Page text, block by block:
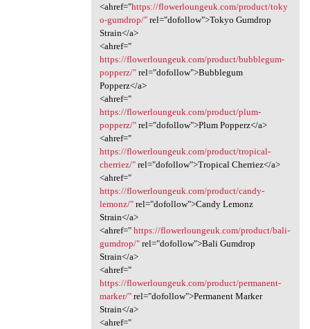
<ahref="https://flowerloungeuk.com/product/toky
o-gumdrop/"rel="dofollow">Tokyo Gumdrop
Strain</a>
<ahref="
https://flowerloungeuk.com/product/bubblegum-
popperz/"rel="dofollow">Bubblegum
Popperz</a>
<ahref="
https://flowerloungeuk.com/product/plum-
popperz/"rel="dofollow">Plum Popperz</a>
<ahref="
https://flowerloungeuk.com/product/tropical-
cherriez/"rel="dofollow">Tropical Cherriez</a>
<ahref="
https://flowerloungeuk.com/product/candy-
lemonz/"rel="dofollow">Candy Lemonz
Strain</a>
<ahref=" https://flowerloungeuk.com/product/bali-
gumdrop/"rel="dofollow">Bali Gumdrop
Strain</a>
<ahref="
https://flowerloungeuk.com/product/permanent-
marker/"rel="dofollow">Permanent Marker
Strain</a>
<ahref="